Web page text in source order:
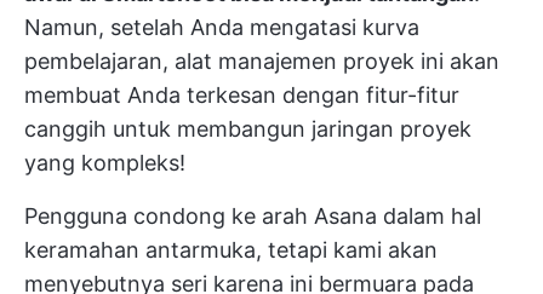
Namun, setelah Anda mengatasi kurva
pembelajaran, alat manajemen proyek ini akan
membuat Anda terkesan dengan fitur-fitur
canggih untuk membangun jaringan proyek
yang kompleks!
Pengguna condong ke arah Asana dalam hal
keramahan antarmuka, tetapi kami akan
menyebutnya seri karena ini bermuara pada